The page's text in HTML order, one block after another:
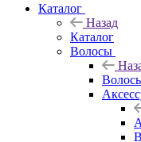
Каталог
Назад
Каталог
Волосы